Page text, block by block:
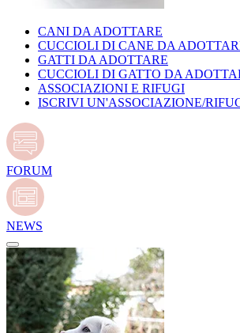
CANI DA ADOTTARE
CUCCIOLI DI CANE DA
GATTI DA ADOTTARE
CUCCIOLI DI GATTO DA
ASSOCIAZIONI E RIFUGI
ISCRIVI UN'ASSOCIAZIONE/
FORUM
NEWS